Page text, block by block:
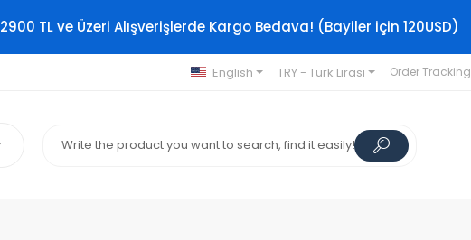
2900 TL ve Üzeri Alışverişlerde Kargo Bedava! (Bayiler için 120USD)
English TRY - Türk Lirası Order Tracking